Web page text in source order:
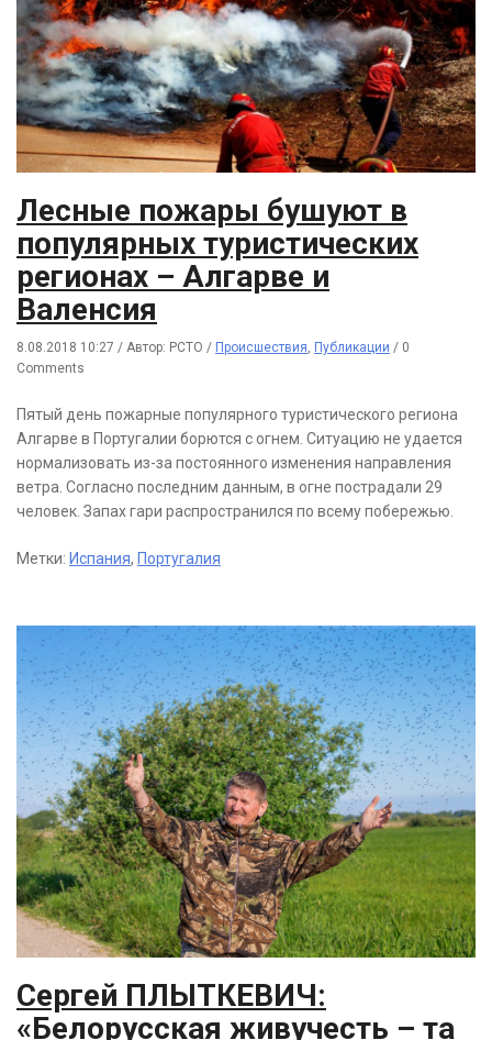
Лесные пожары бушуют в
популярных туристических
регионах – Алгарве и
Валенсия
8.08.2018 10:27 / Автор: РСТО / Происшествия, Публикации / 0
Comments
Пятый день пожарные популярного туристического региона
Алгарве в Португалии борются с огнем. Ситуацию не удается
нормализовать из-за постоянного изменения направления
ветра. Согласно последним данным, в огне пострадали 29
человек. Запах гари распространился по всему побережью.
Метки: Испания, Португалия
Сергей ПЛЫТКЕВИЧ:
«Белорусская живучесть – та